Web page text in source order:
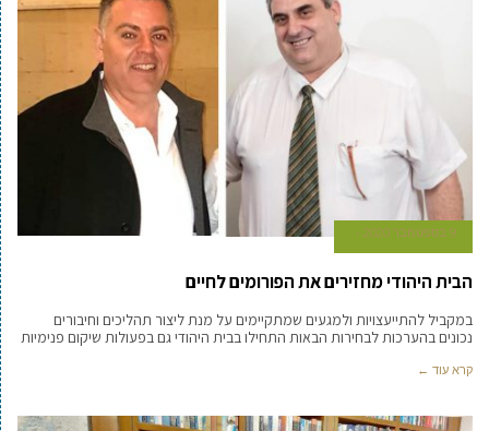
9 בספטמבר 2020
הבית היהודי מחזירים את הפורומים לחיים
במקביל להתייעצויות ולמגעים שמתקיימים על מנת ליצור תהליכים וחיבורים
נכונים בהערכות לבחירות הבאות התחילו בבית היהודי גם בפעולות שיקום פנימיות
קרא עוד ←